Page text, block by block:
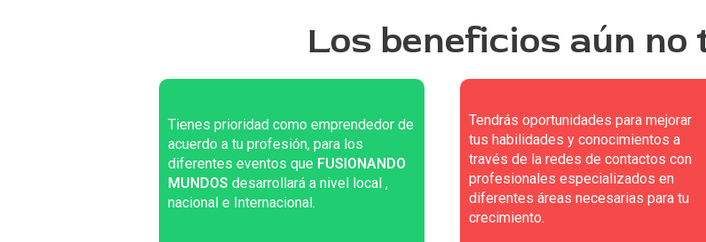
Los beneficios aún no
Tienes prioridad como emprendedor de
acuerdo a tu profesión, para los
diferentes eventos que FUSIONANDO
MUNDOS desarrollará a nivel local ,
nacional e Internacional.
Tendrás oportunidades para mejorar
tus habilidades y conocimientos a
través de la redes de contactos con
profesionales especializados en
diferentes áreas necesarias para tu
crecimiento.